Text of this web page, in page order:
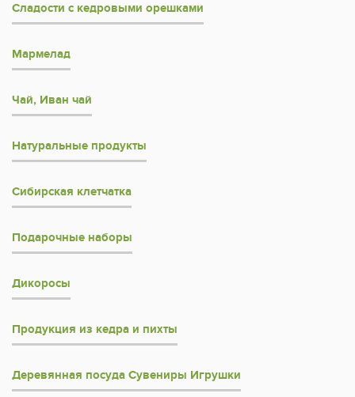
Сладости с кедровыми орешками
Мармелад
Чай, Иван чай
Натуральные продукты
Сибирская клетчатка
Подарочные наборы
Дикоросы
Продукция из кедра и пихты
Деревянная посуда Сувениры Игрушки